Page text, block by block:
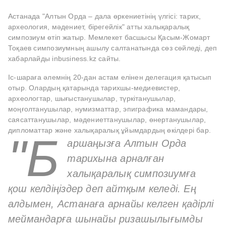
Астанада "Алтын Орда – дала өркениетінің үлгісі: тарих,
археология, мәдениет, бірегейлік" атты халықаралық
симпозиум өтіп жатыр. Мемлекет басшысы Қасым-Жомарт
Тоқаев симпозиумның ашылу салтанатында сөз сөйледі, деп
хабарлайды inbusiness.kz сайты.
Іс-шараға әлемнің 20-дан астам елінен делегация қатысып
отыр. Олардың қатарында тарихшы-медиевистер,
археологтар, шығыстанушылар, түркітанушылар,
моңғолтанушылар, нумизматтар, эпиграфика мамандары,
саясаттанушылар, мәдениеттанушылар, өнертанушылар,
дипломаттар және халықаралық ұйымдардың өкілдері бар.
"Б
аршаңызға Алтын Орда
тарихына арналған
халықаралық симпозиумға
қош келдіңіздер деп айтқым келеді. Ең
алдымен, Астанаға арнайы келген қадірлі
меймандарға шынайы ризашылығымды